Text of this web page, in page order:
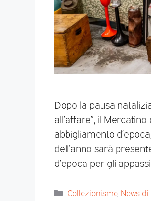
Dopo la pausa
all’affare”, il
abbigliamento
dell’anno sarà
d’epoca per gli
Collezionismo, News